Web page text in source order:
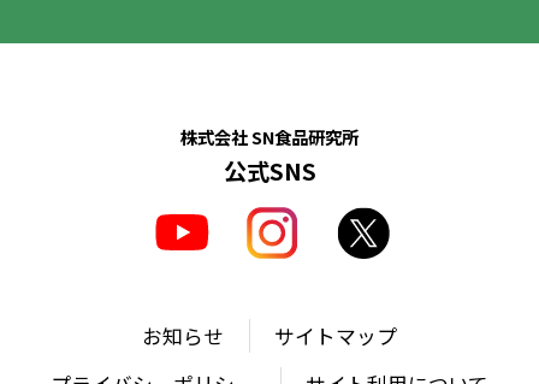
株式会社 SN食品研究所
公式SNS
お知らせ
サイトマップ